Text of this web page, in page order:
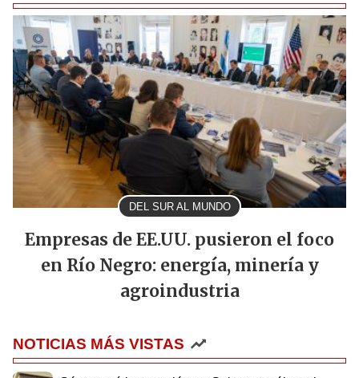
DEL SUR AL MUNDO
Empresas de EE.UU. pusieron el foco
en Río Negro: energía, minería y
agroindustria
NOTICIAS MÁS VISTAS